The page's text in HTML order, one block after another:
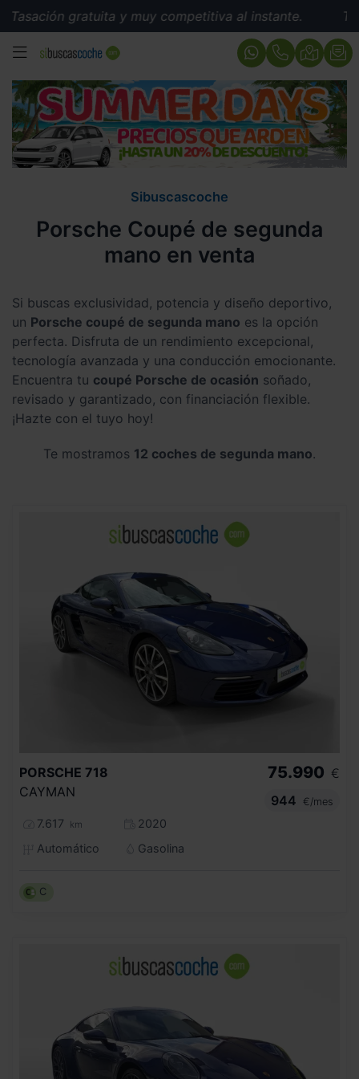
gratuita y muy competitiva al instante. Tasación
MENÚ
Sibuscascoche
Porsche Coupé de segunda
mano en venta
Si buscas exclusividad, potencia y diseño deportivo,
un Porsche coupé de segunda mano es la opción
perfecta. Disfruta de un rendimiento excepcional,
tecnología avanzada y una conducción emocionante.
Encuentra tu coupé Porsche de ocasión soñado,
revisado y garantizado, con financiación flexible.
¡Hazte con el tuyo hoy!
Te mostramos 12 coches de segunda mano.
PORSCHE 718
CAYMAN
7.617 km
2020
Automático
Gasolina
75.990 €
944
€/mes
C